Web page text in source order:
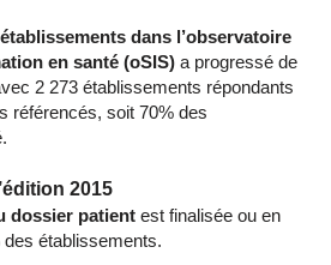
dans l’observatoire
en santé (oSIS) a progressé de
2 273 établissements répondants
référencés, soit 70% des
2015
dossier patient est finalisée ou en
établissements.